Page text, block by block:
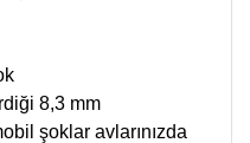
8,3 mm
şoklar avlarınızda